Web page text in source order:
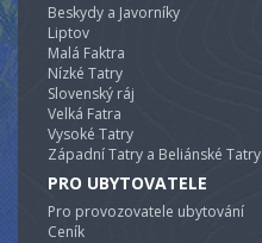
Beskydy a Javorníky
Liptov
Malá Faktra
Nízké Tatry
Slovenský ráj
Velká Fatra
Vysoké Tatry
Západní Tatry a Beliánské Tatry
PRO UBYTOVATELE
Pro provozovatele ubytování
Ceník